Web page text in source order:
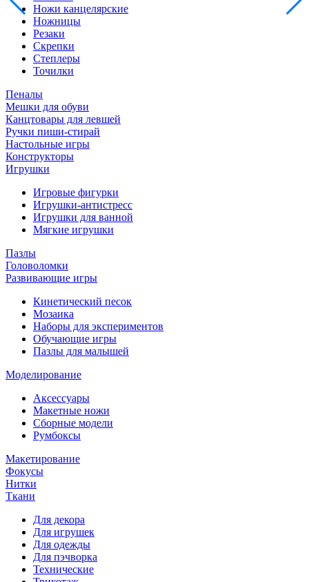
Ножи канцелярские
Ножницы
Резаки
Скрепки
Степлеры
Точилки
Пеналы
Мешки для обуви
Канцтовары для левшей
Ручки пиши-стирай
Настольные игры
Конструкторы
Игрушки
Игровые фигурки
Игрушки-антистресс
Игрушки для ванной
Мягкие игрушки
Пазлы
Головоломки
Развивающие игры
Кинетический песок
Мозаика
Наборы для экспериментов
Обучающие игры
Пазлы для малышей
Моделирование
Аксессуары
Макетные ножи
Сборные модели
Румбоксы
Макетирование
Фокусы
Нитки
Ткани
Для декора
Для игрушек
Для одежды
Для пэчворка
Технические